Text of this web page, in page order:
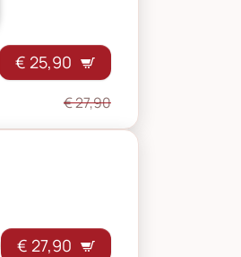
€ 25,90
€ 27,90
€ 27,90